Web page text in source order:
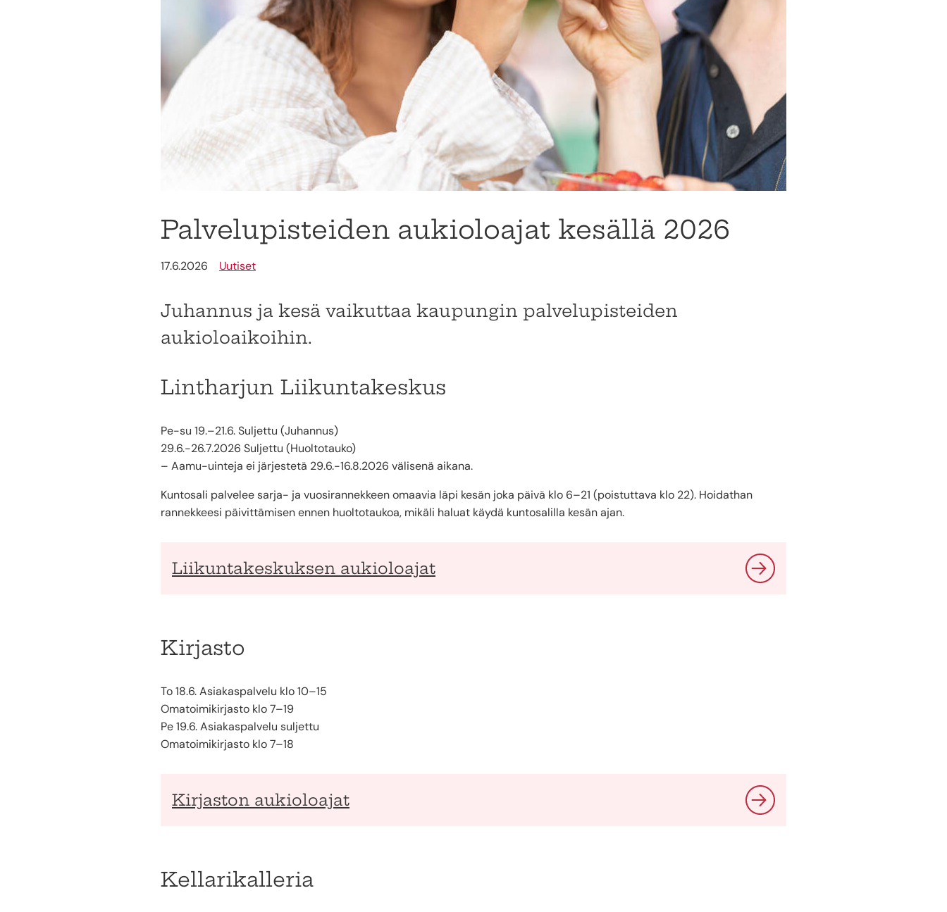
Palvelupisteiden aukioloajat kesällä 2026
17.6.2026 Uutiset
Juhannus ja kesä vaikuttaa kaupungin palvelupisteiden
aukioloaikoihin.
Lintharjun Liikuntakeskus
Pe-su 19.–21.6. Suljettu (Juhannus)
29.6.-26.7.2026 Suljettu (Huoltotauko)
– Aamu-uinteja ei järjestetä 29.6.-16.8.2026 välisenä aikana.
Kuntosali palvelee sarja- ja vuosirannekkeen omaavia läpi kesän joka päivä klo 6–21 (poistuttava klo 22). Hoidathan
rannekkeesi päivittämisen ennen huoltotaukoa, mikäli haluat käydä kuntosalilla kesän ajan.
Liikuntakeskuksen aukioloajat
Kirjasto
To 18.6. Asiakaspalvelu klo 10–15
Omatoimikirjasto klo 7–19
Pe 19.6. Asiakaspalvelu suljettu
Omatoimikirjasto klo 7–18
Kirjaston aukioloajat
Kellarikalleria